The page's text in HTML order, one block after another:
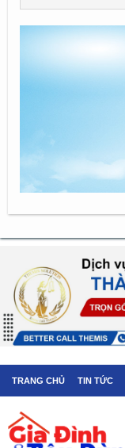
TRANG CHỦ TIN TỨC